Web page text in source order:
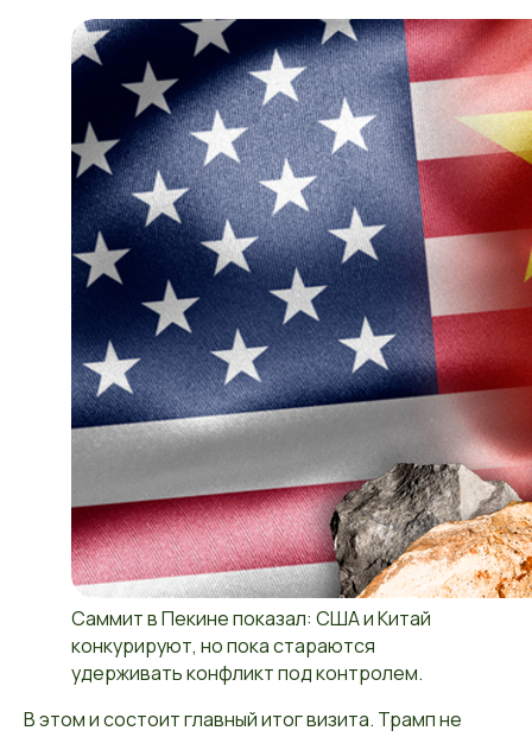
Саммит в Пекине показал: США и Китай
конкурируют, но пока стараются
удерживать конфликт под контролем.
В этом и состоит главный итог визита. Трамп не